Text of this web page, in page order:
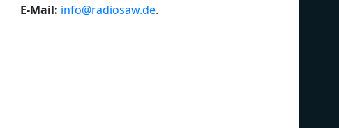
E-Mail: info@radiosaw.de.